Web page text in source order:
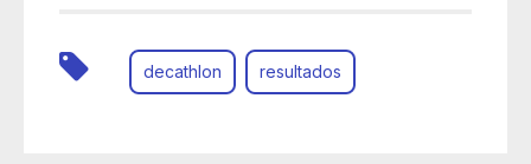
decathlon resultados